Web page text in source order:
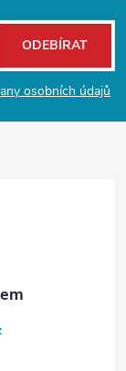
osobních údajů
ODEBÍRAT